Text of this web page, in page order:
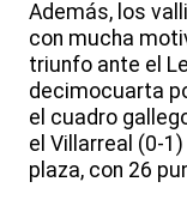
Además, los
con mucha
triunfo ante el
decimocuarta
el cuadro
el Villarreal (0-
plaza, con 26